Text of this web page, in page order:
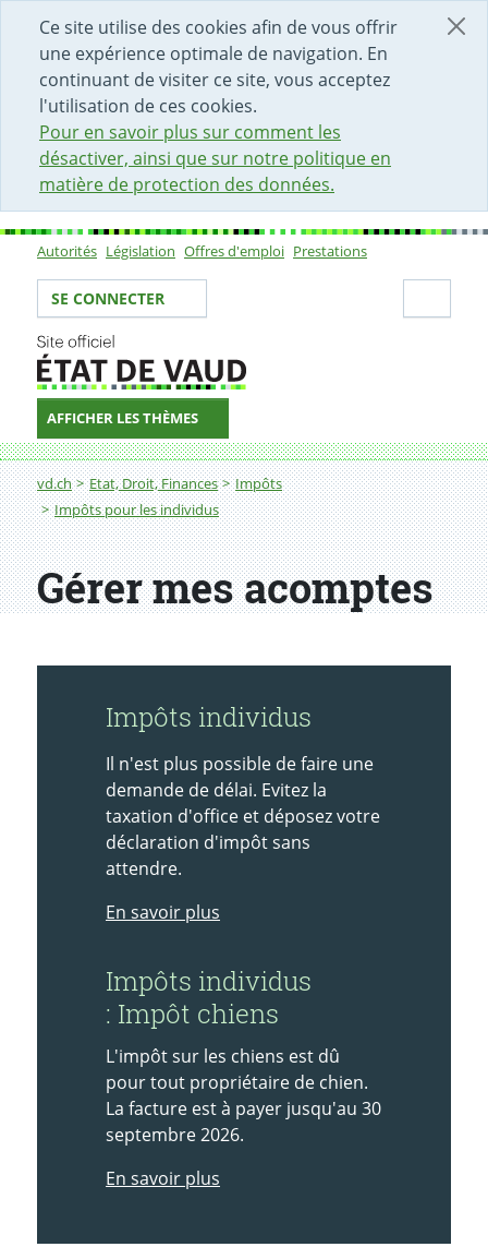
Ce site utilise des cookies afin de vous offrir
une expérience optimale de navigation. En
continuant de visiter ce site, vous acceptez
l'utilisation de ces cookies.
Pour en savoir plus sur comment les
désactiver, ainsi que sur notre politique en
matière de protection des données.
DÉBUT DU CONTENU DE LA PAGE
ACCÈS AU CHAMP DE RECHERCHE
PAGE D'ACCUEIL
FORMULAIRE DE CONTACT
Sous-navigation
Autorités Législation Offres d'emploi Prestations
Votre identité
SE CONNECTER
AFFICHER LES THÈMES
Fil d'Ariane
vd.ch Etat, Droit, Finances
Impôts
Impôts pour les individus
Gérer mes acomptes
Gérer mes acomptes
Impôts individus
Il n'est plus possible de faire une
demande de délai. Evitez la
taxation d'office et déposez votre
déclaration d'impôt sans
attendre.
En savoir plus
Impôts individus
: Impôt chiens
L'impôt sur les chiens est dû
pour tout propriétaire de chien.
La facture est à payer jusqu'au 30
septembre 2026.
En savoir plus